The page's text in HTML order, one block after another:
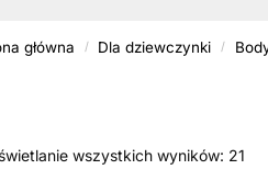
główna / Dla dziewczynki /
wszystkich wyników: 21